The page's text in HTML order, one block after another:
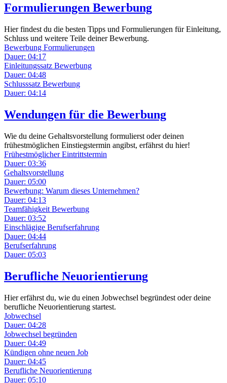
Formulierungen Bewerbung
Hier findest du die besten Tipps und Formulierungen für Einleitung,
Schluss und weitere Teile deiner Bewerbung.
Bewerbung Formulierungen
Dauer: 04:17
Einleitungssatz Bewerbung
Dauer: 04:48
Schlusssatz Bewerbung
Dauer: 04:14
Wendungen für die Bewerbung
Wie du deine Gehaltsvorstellung formulierst oder deinen
frühestmöglichen Einstiegstermin angibst, erfährst du hier!
Frühestmöglicher Eintrittstermin
Dauer: 03:36
Gehaltsvorstellung
Dauer: 05:00
Bewerbung: Warum dieses Unternehmen?
Dauer: 04:13
Teamfähigkeit Bewerbung
Dauer: 03:52
Einschlägige Berufserfahrung
Dauer: 04:44
Berufserfahrung
Dauer: 05:03
Berufliche Neuorientierung
Hier erfährst du, wie du einen Jobwechsel begründest oder deine
berufliche Neuorientierung startest.
Jobwechsel
Dauer: 04:28
Jobwechsel begründen
Dauer: 04:49
Kündigen ohne neuen Job
Dauer: 04:45
Berufliche Neuorientierung
Dauer: 05:10